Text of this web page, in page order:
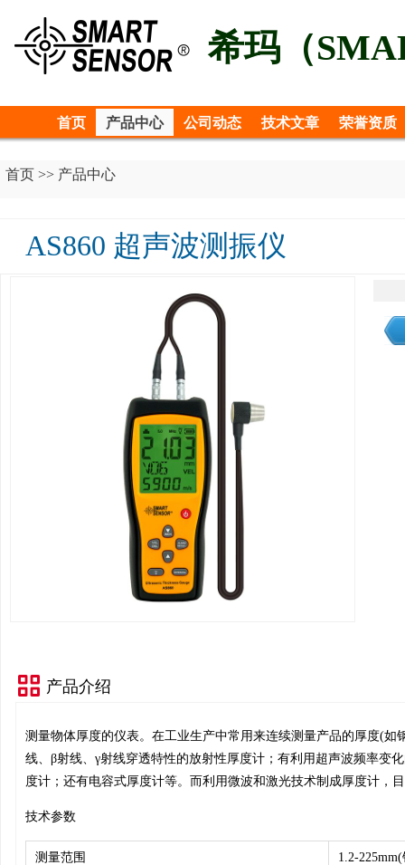
希玛（
首页 产品中心 公司动态 技术文章 荣誉资质
首页 >> 产品中心
AS860 超声波测振仪
产品介绍
测量物体厚度的仪表。在工业生产中常用来连续测量产品的厚度(如
线、β射线、γ射线穿透特性的放射性厚度计；有利用超声波频率变
度计；还有电容式厚度计等。而利用微波和激光技术制成厚度计，
技术参数
测量范围 1.2-